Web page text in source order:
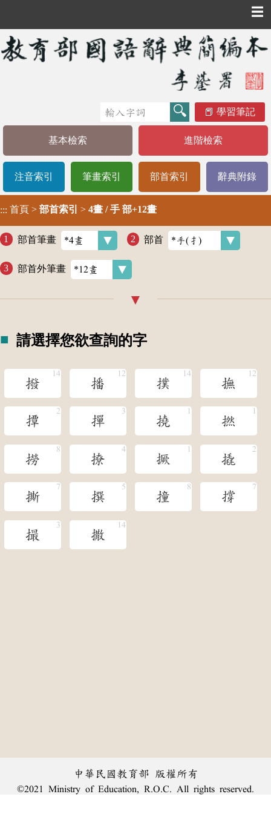
☰
學習筆記
基本檢索 進階檢索
注音索引 筆畫索引 部首索引 辭典附錄
::: 首頁 > 部首索引 > 4畫 / 手 部+12畫
部首筆畫 部首
部首外筆畫
請選擇您欲查詢的字
撥 播 撲 撫
撢 撣 撓 撚
撈 撩 撅 撬
撕 撰 撞 撐
撮 撒
中華民國教育部 版權所有
©2021 Ministry of Education, R.O.C. All rights reserved.